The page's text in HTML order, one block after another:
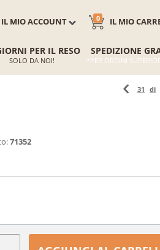
IL MIO
0
IL MIO ACCOUNT
PER IL RESO
SOLO DA NOI!
SPEDIZIONE
*PER ORDINI
31 di
71352